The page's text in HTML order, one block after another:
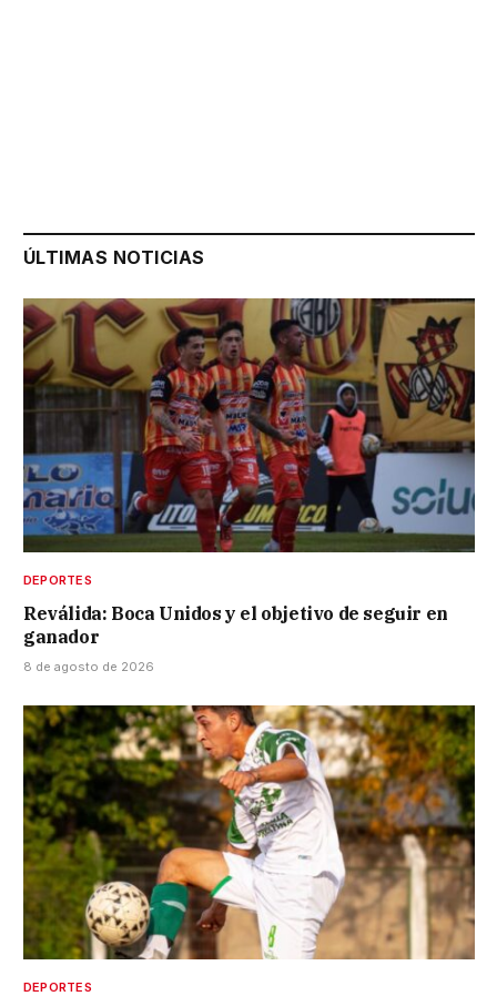
ÚLTIMAS NOTICIAS
DEPORTES
Reválida: Boca Unidos y el objetivo de seguir en
ganador
8 de agosto de 2026
DEPORTES